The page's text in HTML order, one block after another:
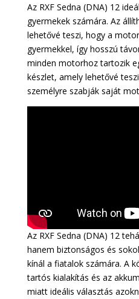
Az RXF Sedna (DNA) 12
gyermekek számára. Az
lehetővé teszi, hogy a
gyermekkel, így hosszú
minden motorhoz tartozik
készlet, amely lehetővé
személyre szabják saját
Az RXF Sedna (DNA) 12
hanem biztonságos és
kínál a fiatalok számára. A
tartós kialakítás és az
miatt ideális választás